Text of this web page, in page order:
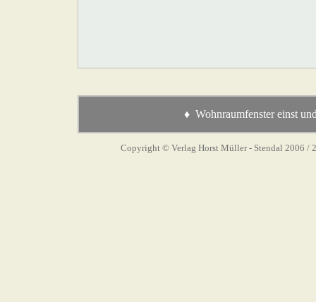
♦ Wohnraumfenster einst
Copyright © Verlag Horst Müller - Stendal 2006 /